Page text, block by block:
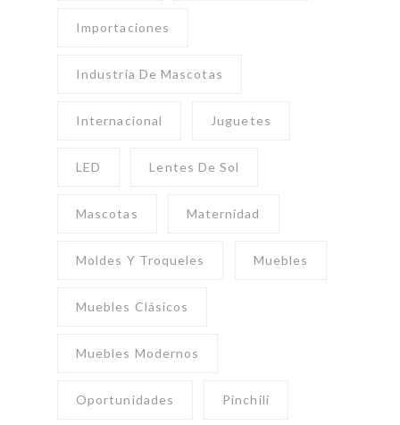
Importaciones
Industria De Mascotas
Internacional Juguetes
LED Lentes De Sol
Mascotas Maternidad
Moldes Y Troqueles Muebles
Muebles Clásicos
Muebles Modernos
Oportunidades Pinchili